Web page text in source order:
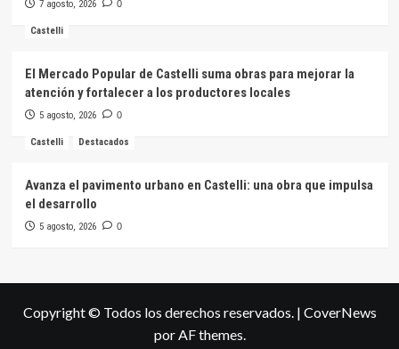
7 agosto, 2026 0
Castelli
El Mercado Popular de Castelli suma obras para mejorar la
atención y fortalecer a los productores locales
5 agosto, 2026 0
Castelli Destacados
Avanza el pavimento urbano en Castelli: una obra que impulsa
el desarrollo
5 agosto, 2026 0
Copyright © Todos los derechos reservados. | CoverNews
por AF themes.